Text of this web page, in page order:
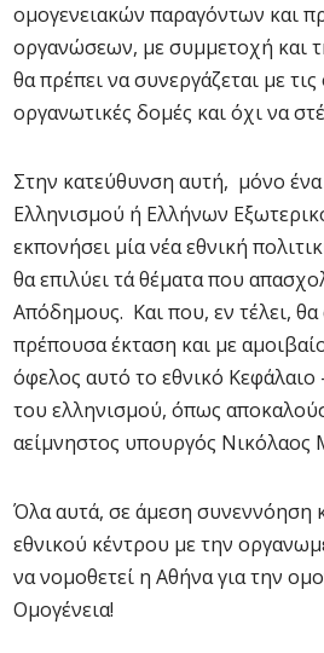
ομογενειακών παραγόντων και
οργανώσεων, με συμμετοχή και
θα πρέπει να συνεργάζεται με τις
οργανωτικές δομές και όχι να
Στην κατεύθυνση αυτή, μόνο
Ελληνισμού ή Ελλήνων
εκπονήσει μία νέα εθνική
θα επιλύει τά θέματα που
Απόδημους. Και που, εν τέλει, θα
πρέπουσα έκταση και με
όφελος αυτό το εθνικό
του ελληνισμού, όπως
αείμνηστος υπουργός Νικόλαος
Όλα αυτά, σε άμεση συνεννόηση
εθνικού κέντρου με την
να νομοθετεί η Αθήνα για την
Ομογένεια!